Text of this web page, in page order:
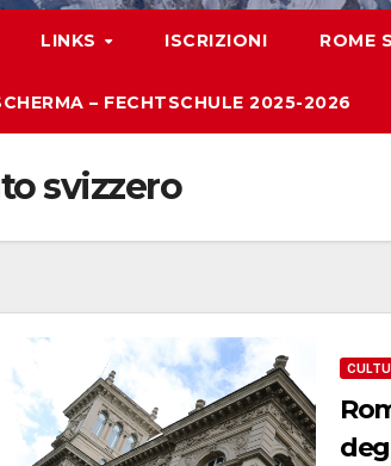
LINKS ISCRIZIONI ROME
– FECHTSCHULE 2025-2026
svizzero